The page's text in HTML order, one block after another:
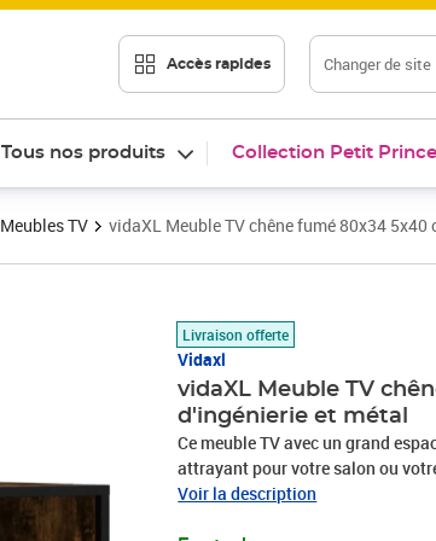
Accès rapides Changer de site
Tous nos produits Collection Petit Prince
Meubles TV vidaXL Meuble TV chêne fumé 80x34
Livraison offerte
Vidaxl
vidaXL Meuble TV
d'ingénierie et métal
Ce meuble TV avec un grand
attrayant pour votre salon ou
cadre en métal de l'armoire
Voir la description
Prix 83,98€